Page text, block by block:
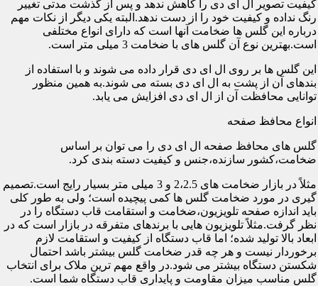
کیفیت تصویر ال ای دی را کاهش ندهد و پس از گذشت مدتی تغییر
رنگ نداده و کیفیت خود را از دست ندهد.البته یکی دیگر از نکات مهم
درباره این گلس ها ضخامت آنها است که دارای انواع مختلفی
است.بهترین نوع آن گلس های با ضخامت 3 میلی متر است.
این گلس ها بر روی ال ای دی قرار داده می شوند و با استفاده از
بندهای آن از پشت به ال ای دی بسته می شوند.به همین منظور
توانایی محافظت آن از ال ای دی افزایش می یابد.
انواع محافظ صفحه
گلس های محافظ صفحه ال ای دی را می توان بر اساس
ضخامت،کشور سازنده،جنس و کیفیت دسته بندی کرد.
مثلاً در بازار ضخامت های 2،2.5 و 3 میلی متر بسیار رایج است.تصمیم
گیری در مورد ضخامت گلس ها کمی پیچیده است؛ ولی به طور کلی
باید اندازه صفحه تلویزیون،ضخامت و استقامت قاب دستگاه را در
نظر گرفت.مثلاً تلویزیون هایی با برندهای متفرقه در بازار است که در
ابعاد بالا تولید شده؛ اما قاب دستگاه از کیفیت و استقامت لازم
برخوردار نیست و هر چه قدر ضخامت گلس بیشتر باشد احتمال
شکستن دستگاه بیشتر می شود.در واقع مهم ترین ملاک برای انتخاب
گلس مناسب میزان مقاومت و پایداری قاب دستگاه شما است.